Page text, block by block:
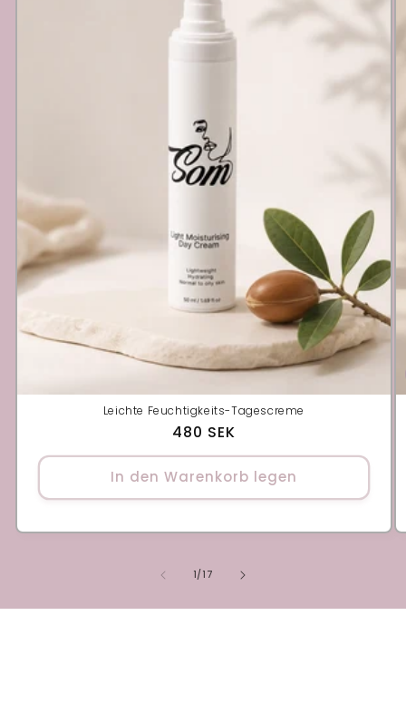
Leichte Feuchtigkeits-Tagescreme
Normaler
Preis
480 SEK
In den Warenkorb legen
1/ von
17